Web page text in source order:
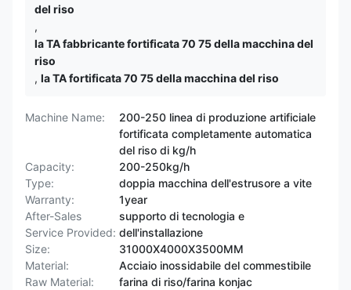
del riso
,
la TA fabbricante fortificata 70 75 della macchina del
riso
, la TA fortificata 70 75 della macchina del riso
Machine Name:
200-250 linea di produzione artificiale
fortificata completamente automatica
del riso di kg/h
Capacity:
200-250kg/h
Type:
doppia macchina dell'estrusore a vite
Warranty:
1year
After-Sales
Service Provided:
supporto di tecnologia e
dell'installazione
Size:
31000X4000X3500MM
Material:
Acciaio inossidabile del commestibile
Raw Material:
farina di riso/farina konjac